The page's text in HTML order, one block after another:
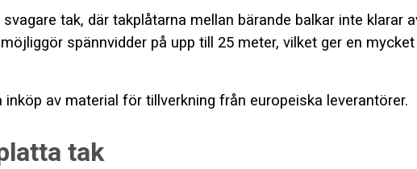
tak, där takplåtarna mellan bärande balkar inte klarar
spännvidder på upp till 25 meter, vilket ger en
av material för tillverkning från europeiska leverantörer.
tak